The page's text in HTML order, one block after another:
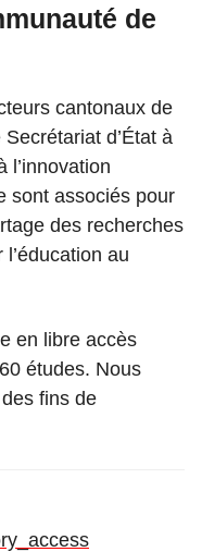
de
cantonaux de
d’État à
l’innovation
sont associés pour
des recherches
au
en libre accès
études. Nous
fins de